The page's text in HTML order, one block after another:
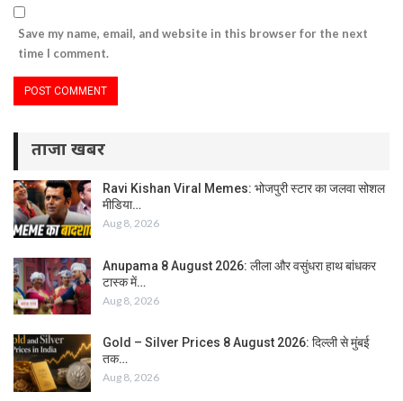
Save my name, email, and website in this browser for the next
time I comment.
ताजा खबर
Ravi Kishan Viral Memes: भोजपुरी स्टार का जलवा सोशल
मीडिया…
Aug 8, 2026
Anupama 8 August 2026: लीला और वसुंधरा हाथ बांधकर
टास्क में…
Aug 8, 2026
Gold – Silver Prices 8 August 2026: दिल्ली से मुंबई
तक…
Aug 8, 2026